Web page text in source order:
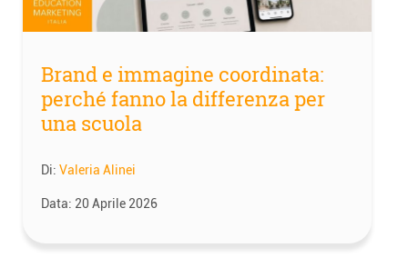
Brand e immagine coordinata:
perché fanno la differenza per
una scuola
Di: Valeria Alinei
Data: 20 Aprile 2026